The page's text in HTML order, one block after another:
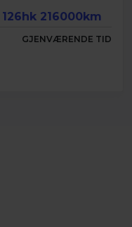
126hk 216000km
GJENVÆRENDE TID